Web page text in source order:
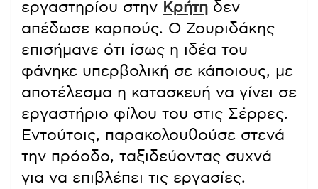
εργαστηρίου στην Κρήτη δεν
απέδωσε καρπούς. Ο Ζουριδάκης
επισήμανε ότι ίσως η ιδέα του
φάνηκε υπερβολική σε κάποιους, με
αποτέλεσμα η κατασκευή να γίνει σε
εργαστήριο φίλου του στις Σέρρες.
Εντούτοις, παρακολουθούσε στενά
την πρόοδο, ταξιδεύοντας συχνά
για να επιβλέπει τις εργασίες.